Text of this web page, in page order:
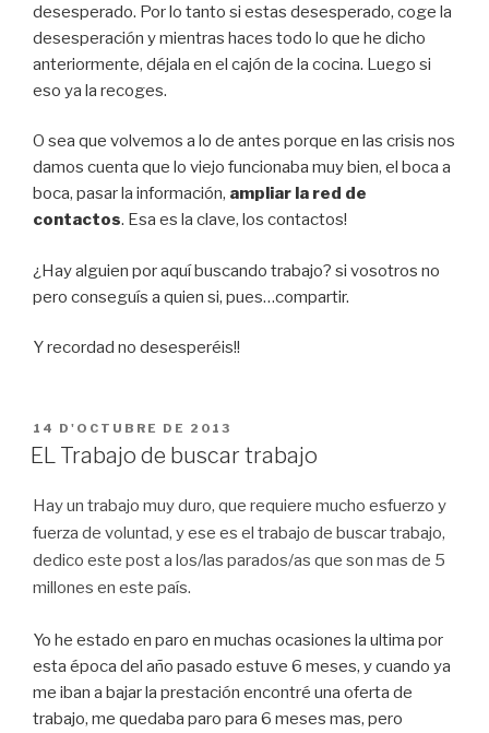
desesperado. Por lo tanto si estas desesperado, coge la
desesperación y mientras haces todo lo que he dicho
anteriormente, déjala en el cajón de la cocina. Luego si
eso ya la recoges.
O sea que volvemos a lo de antes porque en las crisis nos
damos cuenta que lo viejo funcionaba muy bien, el boca a
boca, pasar la información, ampliar la red de
contactos. Esa es la clave, los contactos!
¿Hay alguien por aquí buscando trabajo? si vosotros no
pero conseguís a quien si, pues…compartir.
Y recordad no desesperéis!!
PUBLICAT
A
14 D'OCTUBRE DE 2013
EL Trabajo de buscar trabajo
Hay un trabajo muy duro, que requiere mucho esfuerzo y
fuerza de voluntad, y ese es el trabajo de buscar trabajo,
dedico este post a los/las parados/as que son mas de 5
millones en este país.
Yo he estado en paro en muchas ocasiones la ultima por
esta época del año pasado estuve 6 meses, y cuando ya
me iban a bajar la prestación encontré una oferta de
trabajo, me quedaba paro para 6 meses mas, pero